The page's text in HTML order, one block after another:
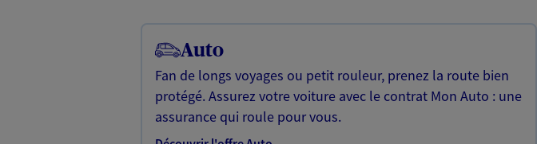
Auto
Fan de longs voyages ou petit rouleur, prenez la route bien
protégé. Assurez votre voiture avec le contrat Mon Auto : une
assurance qui roule pour vous.